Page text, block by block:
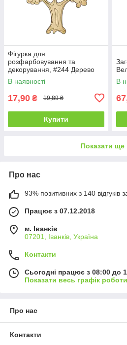
Фігурка для
розфарбовування та
декорування, #244 Дерево
В наявності
17,90 ₴ 19,89 ₴
Купити
В
Показати ще
Про нас
93% позитивних з 140 відгуків
Працює з 07.12.2018
м. Іванків
07201, Іванків, Україна
Контакти
Сьогодні працює з 08:00 до
Показати весь графік роботи
Про нас
Контакти